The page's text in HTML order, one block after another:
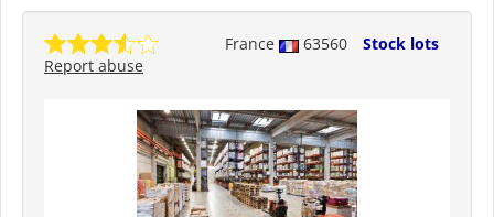
France 63560
Stock lots
Report abuse